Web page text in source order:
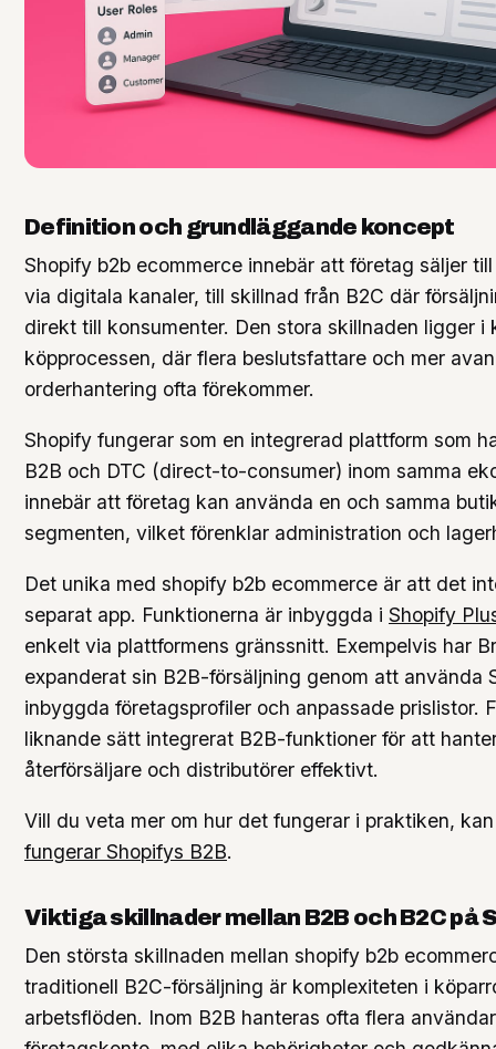
Definition och grundläggande koncept
Shopify b2b ecommerce innebär att företag säljer
via digitala kanaler, till skillnad från B2C där
direkt till konsumenter. Den stora skillnaden ligger i
köpprocessen, där flera beslutsfattare och mer
orderhantering ofta förekommer.
Shopify fungerar som en integrerad plattform som
B2B och DTC (direct-to-consumer) inom samma
innebär att företag kan använda en och samma
segmenten, vilket förenklar administration och
Det unika med shopify b2b ecommerce är att det
separat app. Funktionerna är inbyggda i Shopify
enkelt via plattformens gränssnitt. Exempelvis har
expanderat sin B2B-försäljning genom att använda
inbyggda företagsprofiler och anpassade prislistor.
liknande sätt integrerat B2B-funktioner för att
återförsäljare och distributörer effektivt.
Vill du veta mer om hur det fungerar i praktiken,
fungerar Shopifys B2B.
Viktiga skillnader mellan B2B och B2C på
Den största skillnaden mellan shopify b2b
traditionell B2C-försäljning är komplexiteten i
arbetsflöden. Inom B2B hanteras ofta flera